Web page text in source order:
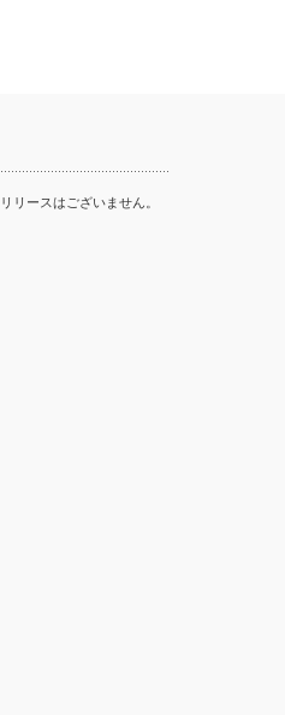
リースはございません。